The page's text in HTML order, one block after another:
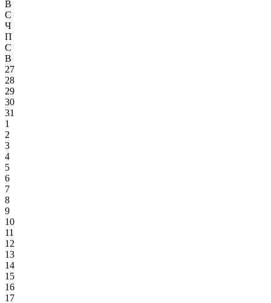
В
С
Ч
П
С
В
27
28
29
30
31
1
2
3
4
5
6
7
8
9
10
11
12
13
14
15
16
17